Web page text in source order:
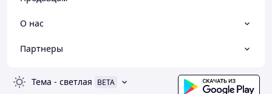
О нас
Партнеры
Тема - светлая BETA